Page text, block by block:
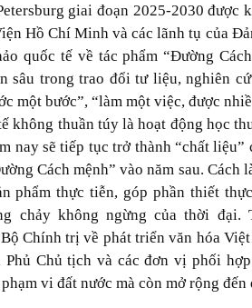
giai đoạn 2025-2030
Hồ Chí Minh và các lãnh tụ của
quốc tế về tác phẩm “Đường
sâu trong trao đổi tư liệu, nghiên
một bước”, “làm một việc, được
không thuần túy là hoạt động học
nay sẽ tiếp tục trở thành “chất
Cách mệnh” vào năm sau.
phẩm thực tiễn, góp phần thiết
chảy không ngừng của thời đại.
Chính trị về phát triển văn hóa
Chủ tịch và các đơn vị phối
vi đất nước mà còn mở rộng